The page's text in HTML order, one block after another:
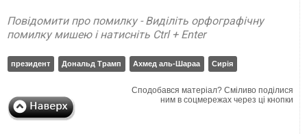
Повідомити про помилку - Виділіть орфографічну
помилку мишею і натисніть Ctrl + Enter
президент Дональд Трамп Ахмед аль-Шараа Сирія
Сподобався матеріал? Сміливо поділися
ним в соцмережах через ці кнопки